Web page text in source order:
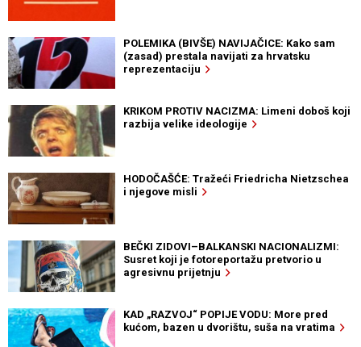
POLEMIKA (BIVŠE) NAVIJAČICE: Kako sam
(zasad) prestala navijati za hrvatsku
reprezentaciju
KRIKOM PROTIV NACIZMA: Limeni doboš koji
razbija velike ideologije
HODOČAŠĆE: Tražeći Friedricha Nietzschea
i njegove misli
BEČKI ZIDOVI–BALKANSKI NACIONALIZMI:
Susret koji je fotoreportažu pretvorio u
agresivnu prijetnju
KAD „RAZVOJ“ POPIJE VODU: More pred
kućom, bazen u dvorištu, suša na vratima